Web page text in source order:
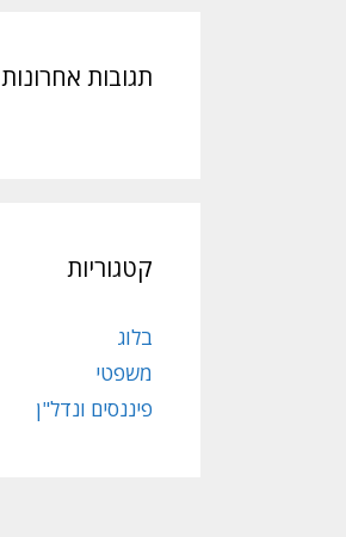
תגובות אחרונות
קטגוריות
בלוג
משפטי
פיננסים ונדל"ן